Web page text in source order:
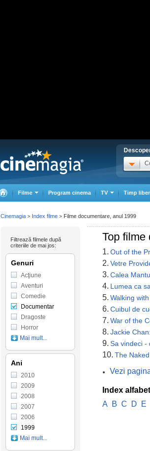
Filme Program cinema TV Timp liber
Top filme
1. Out of the
2. Vetre
3. Calea
4. Lumea ca
5. Walking
6. Cuibul de
7. War of the
8. Jackie
9. Sa vindeci -
10. The
Vezi
Index
A
B C D E
Filtrează filmele după
criteriile de mai jos:
Genuri
Acţiune
Aventuri
Comedie
Documentar
Dragoste
Horror
Mai mult...
Ani
2010
2009
2008
2007
2006
1999
Mai mult...
Cinemagia > Index filme > Filme documentare, anul 1999